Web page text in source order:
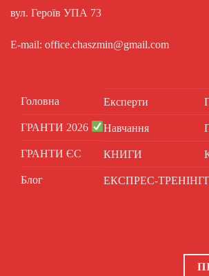
вул. Героїв УПА 73
E-mail: office.chaszmin@gmail.com
Головна
ГРАНТИ 2026
ГРАНТИ ЄС
Блог
Експерти
Навчання
КНИГИ
ЕКСПРЕС-ТРЕНІНГ